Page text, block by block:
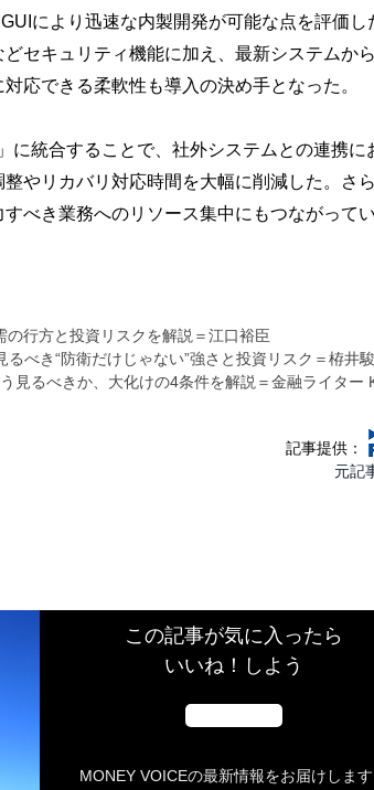
により迅速な内製開発が可能な点を評価し
セキュリティ機能に加え、最新システムか
応できる柔軟性も導入の決め手となった。
に統合することで、社外システムとの連携に
やリカバリ対応時間を大幅に削減した。さ
べき業務へのリソース集中にもつながってい
行方と投資リスクを解説＝江口裕臣
べき“防衛だけじゃない”強さと投資リスク＝栫井
見るべきか、大化けの4条件を解説＝金融ライター
記事提供：
元記
この記事が気に入ったら
いいね！しよう
MONEY VOICEの最新情報をお届けします